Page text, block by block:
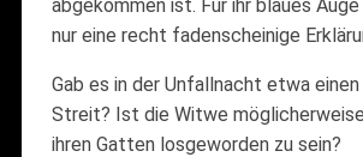
abgekommen ist. Für ihr blaues
nur eine recht fadenscheinige
Gab es in der Unfallnacht etwa
Streit? Ist die Witwe
ihren Gatten losgeworden zu sein?